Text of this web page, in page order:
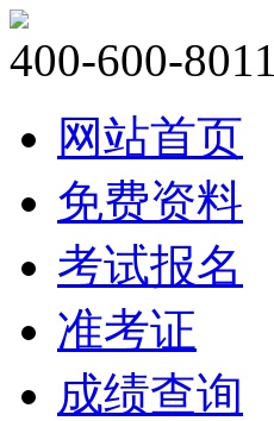
400-600-8011
网站首页
免费资料
考试报名
准考证
成绩查询